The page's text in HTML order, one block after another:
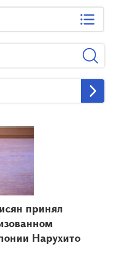
принял
Нарухито